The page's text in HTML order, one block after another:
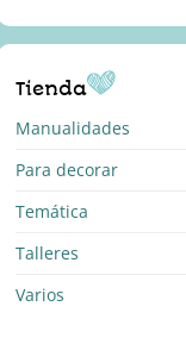
Tienda
Manualidades
Para decorar
Temática
Talleres
Varios